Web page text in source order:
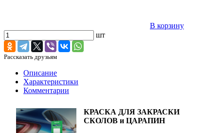
В корзину
шт
Рассказать друзьям
Описание
Характеристики
Комментарии
КРАСКА ДЛЯ ЗАКРАСКИ
СКОЛОВ и ЦАРАПИН